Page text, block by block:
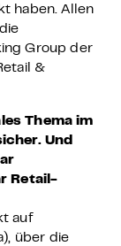
haben. Allen
Group der
&
Thema im
Und
Retail-
auf
über die